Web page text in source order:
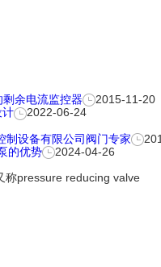
余电流监控器
2015-11-20
计
2022-06-24
制设备有限公司阀门专家
的优势
2024-04-26
称pressure reducing valve